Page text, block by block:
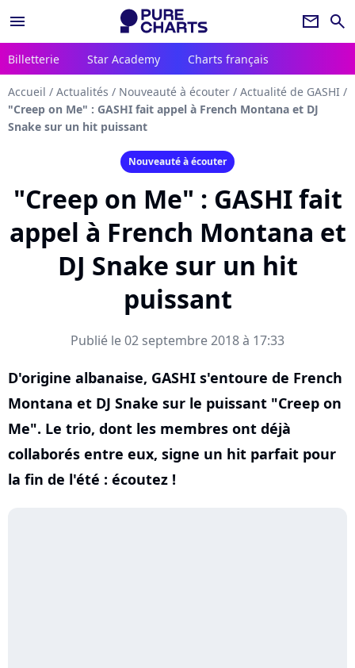
menu newsletter search
Billetterie Star Academy Charts français
Accueil / Actualités / Nouveauté à écouter / Actualité de GASHI /
"Creep on Me" : GASHI fait appel à French Montana et DJ
Snake sur un hit puissant
Nouveauté à écouter
"Creep on Me" : GASHI fait
appel à French Montana et
DJ Snake sur un hit
puissant
Publié le 02 septembre 2018 à 17:33
D'origine albanaise, GASHI s'entoure de French
Montana et DJ Snake sur le puissant "Creep on
Me". Le trio, dont les membres ont déjà
collaborés entre eux, signe un hit parfait pour
la fin de l'été : écoutez !